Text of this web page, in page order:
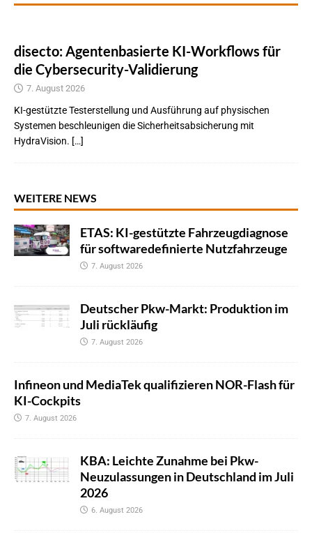
disecto: Agentenbasierte KI-Workflows für
die Cybersecurity-Validierung
7. August 2026
KI-gestützte Testerstellung und Ausführung auf physischen
Systemen beschleunigen die Sicherheitsabsicherung mit
HydraVision. […]
WEITERE NEWS
ETAS: KI-gestützte Fahrzeugdiagnose
für softwaredefinierte Nutzfahrzeuge
7. August 2026
Deutscher Pkw-Markt: Produktion im
Juli rückläufig
7. August 2026
Infineon und MediaTek qualifizieren NOR-Flash für
KI-Cockpits
7. August 2026
KBA: Leichte Zunahme bei Pkw-
Neuzulassungen in Deutschland im Juli
2026
6. August 2026